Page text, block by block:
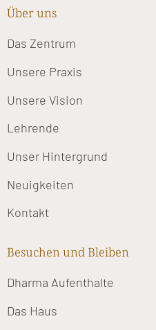
Über uns
Das Zentrum
Unsere Praxis
Unsere Vision
Lehrende
Unser Hintergrund
Neuigkeiten
Kontakt
Besuchen und Bleiben
Dharma Aufenthalte
Das Haus